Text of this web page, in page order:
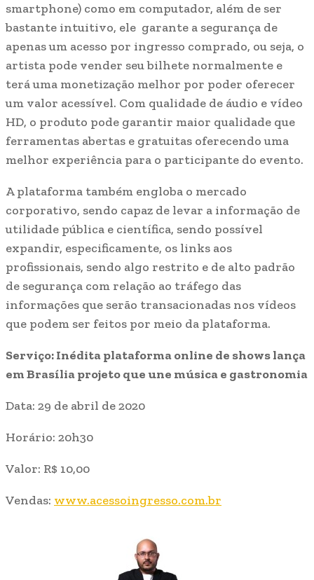
smartphone) como em computador, além de ser
bastante intuitivo, ele garante a segurança de
apenas um acesso por ingresso comprado, ou seja, o
artista pode vender seu bilhete normalmente e
terá uma monetização melhor por poder oferecer
um valor acessível. Com qualidade de áudio e vídeo
HD, o produto pode garantir maior qualidade que
ferramentas abertas e gratuitas oferecendo uma
melhor experiência para o participante do evento.
A plataforma também engloba o mercado
corporativo, sendo capaz de levar a informação de
utilidade pública e científica, sendo possível
expandir, especificamente, os links aos
profissionais, sendo algo restrito e de alto padrão
de segurança com relação ao tráfego das
informações que serão transacionadas nos vídeos
que podem ser feitos por meio da plataforma.
Serviço: Inédita plataforma online de shows lança
em Brasília projeto que une música e gastronomia
Data: 29 de abril de 2020
Horário: 20h30
Valor: R$ 10,00
Vendas: www.acessoingresso.com.br